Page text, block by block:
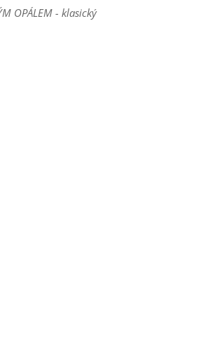
OPÁLEM - klasický
OPÁLEM - klasický
OPÁLEM - klasický